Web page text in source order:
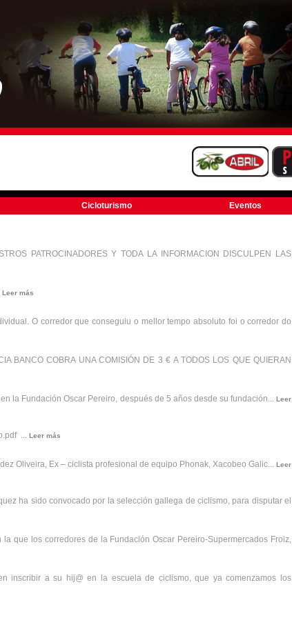
Cicloturismo Eventos
PATROCINADORES Y TODA LA INFORMACION DISCULPEN LAS
Leer más
O corredor que conseguiu o mellor tempo absoluto foi o corredor do
BANCO COBRA UNA COMISIÓN DE 3 € A TODOS LOS QUE QUIERAN
la Fundación Oscar Pereiro, después de 5 años desde su fundación... Leer
... Leer más
Oliveira, Ex – ciclista profesional de equipo Phonak, Xacobeo Galic... Leer
ha sido convocado por la selección gallega de ciclismo, para disputar el
que los corredores de la Fundación Oscar Pereiro-Supermercados Froiz,
inscribir a su hij@ en la escuela de ciclismo, que ya comenzamos los